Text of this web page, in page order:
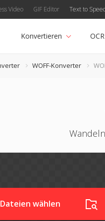
Video GIF Editor Text to
Konvertieren OCR
WOFF-Konverter
Dateien wählen